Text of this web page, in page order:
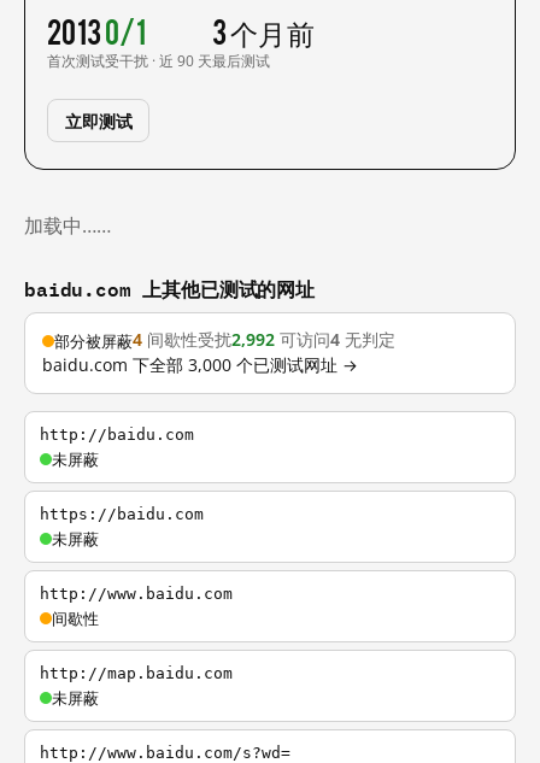
2013
首次测试
0/1
受干扰 · 近 90 天
3 个月前
最后测试
立即测试
加载中……
baidu.com 上其他已测试的网址
部分被屏蔽4 间歇性受扰2,992 可访问4 无判定
baidu.com 下全部 3,000 个已测试网址 →
http://baidu.com
未屏蔽
https://baidu.com
未屏蔽
http://www.baidu.com
间歇性
http://map.baidu.com
未屏蔽
http://www.baidu.com/s?wd=